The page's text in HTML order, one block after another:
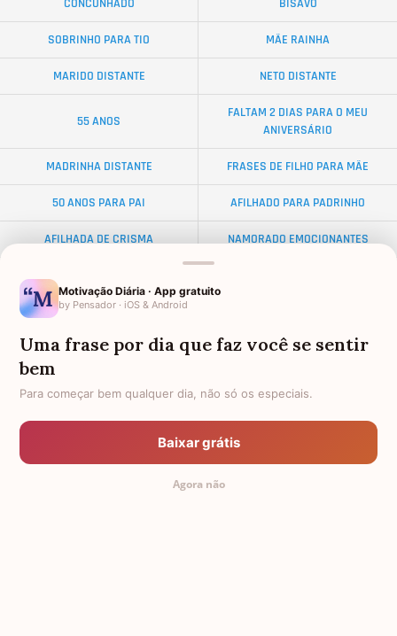
CONCUNHADO BISAVÔ
SOBRINHO PARA TIO MÃE RAINHA
MARIDO DISTANTE NETO DISTANTE
55 ANOS
FALTAM 2 DIAS PARA O MEU
ANIVERSÁRIO
MADRINHA DISTANTE FRASES DE FILHO PARA MÃE
50 ANOS PARA PAI AFILHADO PARA PADRINHO
AFILHADA DE CRISMA NAMORADO EMOCIONANTES
EX-SOGRO
AFILHADO PARA MADRINHA PALAVRAS
FRASES PARA AMIGA EVANGÉLICA 34 ANOS
TEXTOS PEQUENOS PARA AMIGA
Motivação Diária · App gratuito
by Pensador · iOS & Android
Uma frase por dia que faz você se sentir
bem
Para começar bem qualquer dia, não só os especiais.
Baixar grátis
Agora não